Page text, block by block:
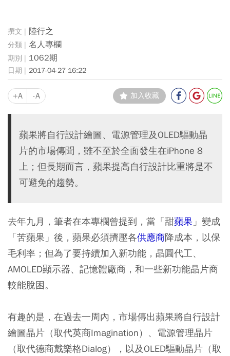
陸行之
名人專欄
1062期
2017-04-27 16:22
+A -A 加入收藏
蘋果將自行設計繪圖、電源管理及OLED驅動晶
片的市場傳聞，雖不至於全面發生在iPhone 8
上；但長期而言，蘋果提高自行設計比重將是不
可避免的趨勢。
去年九月，筆者在本專欄曾提到，當「甜蘋果 」變成
「苦蘋果」後，蘋果必須擠壓各供應商降成本，以保
毛利率；但為了要持續加入新功能，晶圓代工、
AMOLED顯示器、記憶體廠商，和一些新功能晶片商
較能脫困。
有趣的是，在過去一周內，市場傳出蘋果將自行設計
繪圖晶片（取代英商Imagination）、電源管理晶片
（取代德商戴樂格Dialog），以及OLED驅動晶片（取